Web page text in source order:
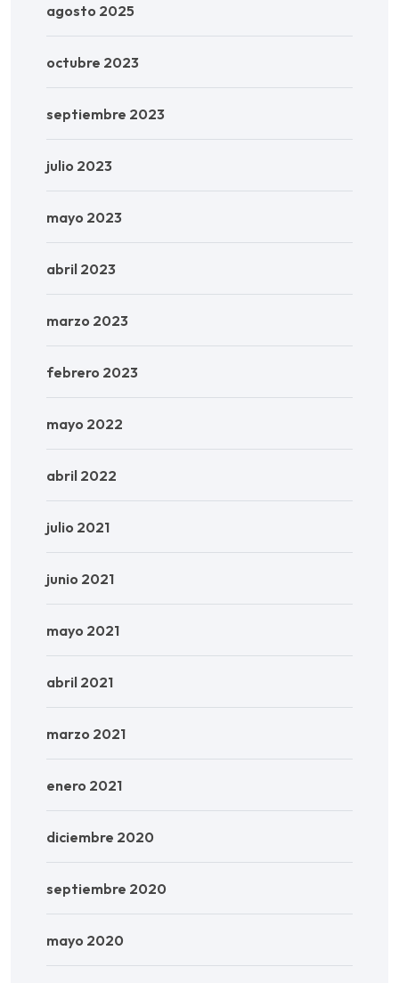
agosto 2025
octubre 2023
septiembre 2023
julio 2023
mayo 2023
abril 2023
marzo 2023
febrero 2023
mayo 2022
abril 2022
julio 2021
junio 2021
mayo 2021
abril 2021
marzo 2021
enero 2021
diciembre 2020
septiembre 2020
mayo 2020